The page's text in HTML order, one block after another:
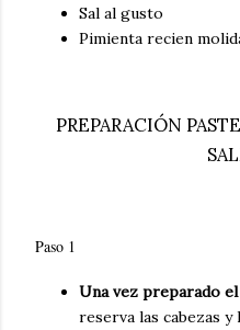
Sal al gusto
Pimienta recien
PREPARACIÓN
Paso 1
Una vez preparado
reserva las cabezas